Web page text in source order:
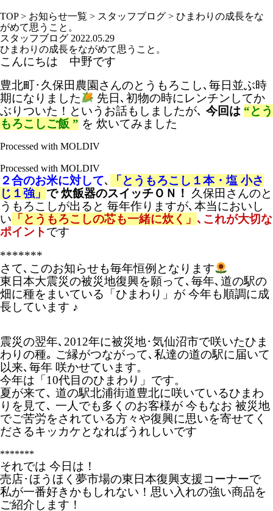
TOP> お知らせ一覧 > スタッフブログ > ひまわりの成長をな
がめて思うこと。
スタッフブログ 2022.05.29
ひまわりの成長をながめて思うこと。
こんにちは 中野です
豊北町･久保田農園さんのとうもろこし､毎日並ぶ時
期になりました
先日､初物の時にレンチンしてか
ぶりついた！というお話もしましたが､ 今回は “とう
もろこしご飯 ” を 炊いてみました
Processed with MOLDIV
Processed with MOLDIV
２合のお米に対して､
「とうもろこし１本・塩 小さ
じ１強」 で 炊飯器のスイッチＯＮ！
久保田さんのと
うもろこしが出ると 毎年作りますが､本当においし
い 「とうもろこしの芯も一緒に炊く」 ､これが大切な
ポイントです
*******
さて､このお知らせも毎年恒例となります
東日本大震災の被災地復興を願って､毎年､道の駅の
畑に種をまいている「ひまわり」が 今年も順調に成
長しています ♪
震災の翌年､2012年に被災地･気仙沼市で咲いたひま
わりの種｡ ご縁がつながって､私達の道の駅に届いて
以来､毎年 咲かせています。
今年は「10代目のひまわり」です。
夏が来て､ 道の駅北浦街道豊北に咲いているひまわ
りを見て､ 一人でも多くのお客様が 今もなお 被災地
でご苦労をされている方々や復興に思いを寄せてく
ださるキッカケとなればうれしいです
*******
それでは 今日は！
売店･ほうほく夢市場の東日本復興支援コーナーで
私が一番好きかもしれない！思い入れの強い商品を
ご紹介します！